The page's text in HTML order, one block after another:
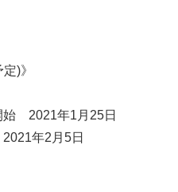
)》
始 2021年1月25日
年2月5日